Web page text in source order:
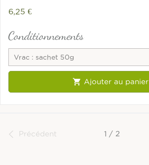
6,25 €
Conditionnements
Vrac : sachet 50g
 Ajouter au panier
Précédent 1 / 2